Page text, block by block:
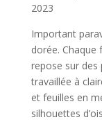
2023
Important
dorée. Chaque
repose sur des
travaillée à
et feuilles en
silhouettes